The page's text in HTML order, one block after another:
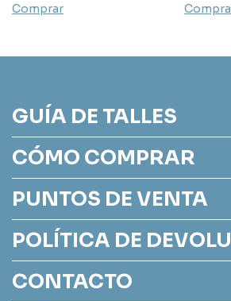
Comprar
GUÍA DE TALLES
CÓMO COMPRAR
PUNTOS DE VENTA
POLÍTICA DE
CONTACTO